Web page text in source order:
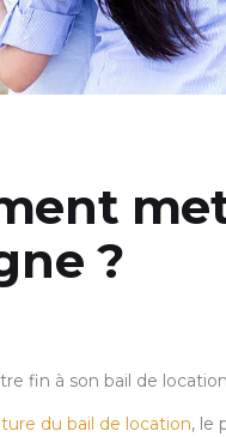
?
fin à son bail de
du bail de location, le